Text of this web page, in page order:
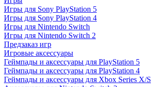
Игры для Sony PlayStation 5
Игры для Sony PlayStation 4
Игры для Nintendo Switch
Игры для Nintendo Switch 2
Предзаказ игр
Игровые аксессуары
Геймпады и аксессуары для PlayStation 5
Геймпады и аксессуары для PlayStation 4
Геймпады и аксессуары для Xbox Series X/S